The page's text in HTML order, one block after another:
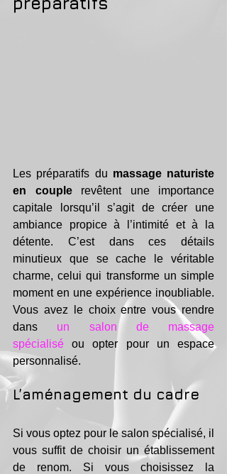
Les préparatifs du massage naturiste
en couple revêtent une importance
capitale lorsqu’il s’agit de créer une
ambiance propice à l’intimité et à la
détente. C’est dans ces détails
minutieux que se cache le véritable
charme, celui qui transforme un simple
moment en une expérience inoubliable.
Vous avez le choix entre vous rendre
dans un salon de massage
spécialisé ou opter pour un espace
personnalisé.
L’aménagement du cadre
Si vous optez pour le salon spécialisé, il
vous suffit de choisir un établissement
de renom. Si vous choisissez la